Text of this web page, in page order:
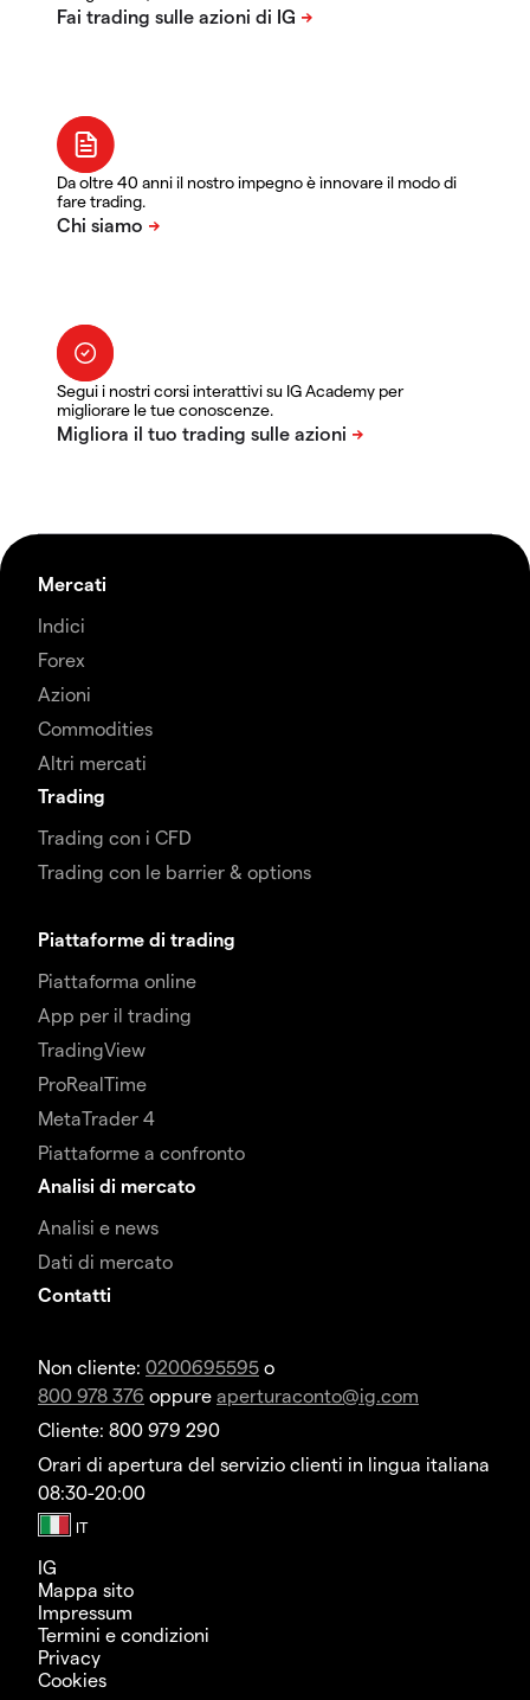
Da oltre 40 anni il nostro impegno è innovare il modo di
fare trading.
Segui i nostri corsi interattivi su IG Academy per
migliorare le tue conoscenze.
Mercati
Indici
Forex
Azioni
Commodities
Altri mercati
Trading
Trading con i CFD
Trading con le barrier & options
Piattaforme di trading
Piattaforma online
App per il trading
TradingView
ProRealTime
MetaTrader 4
Piattaforme a confronto
Analisi di mercato
Analisi e news
Dati di mercato
Contatti
Non cliente: 0200695595 o
800 978 376 oppure aperturaconto@ig.com
Cliente: 800 979 290
Orari di apertura del servizio clienti in lingua italiana
08:30-20:00
IG
Mappa sito
Impressum
Termini e condizioni
Privacy
Cookies